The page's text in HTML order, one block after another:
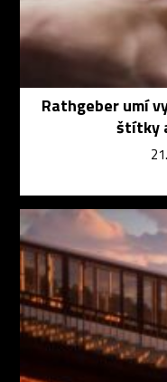
Rathgeber umí
štítky